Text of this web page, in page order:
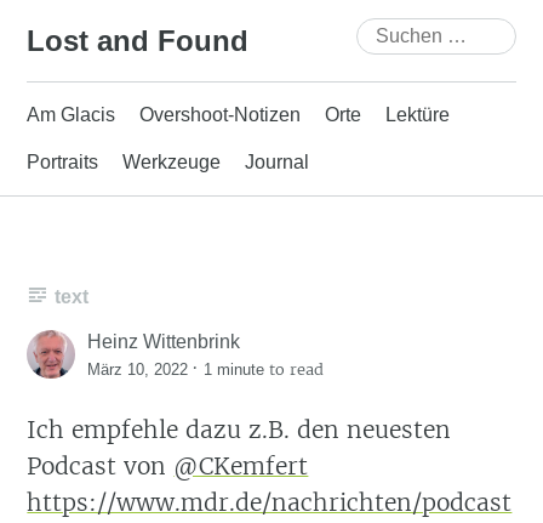
Lost and Found
Suchen
nach:
Am Glacis Overshoot-Notizen Orte Lektüre
Portraits Werkzeuge Journal
text
Heinz Wittenbrink
März 10, 2022 · 1 minute to read
Ich empfehle dazu z.B. den neuesten
Podcast von @CKemfert
https://www.mdr.de/nachrichten/podcast